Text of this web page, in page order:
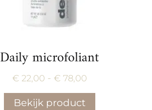
Daily microfoliant
€ 22,00 - € 78,00Prijsklasse:
€ 22,00
Bekijk product